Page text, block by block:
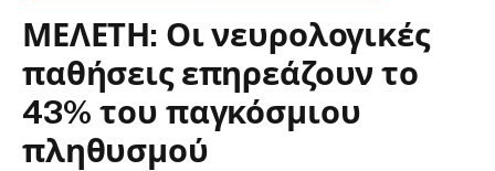
ΜΕΛΕΤΗ: Οι νευρολογικές
παθήσεις επηρεάζουν το
43% του παγκόσμιου
πληθυσμού